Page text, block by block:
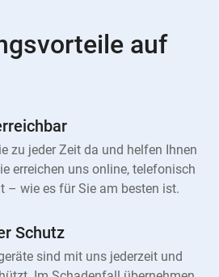
auf
zu jeder Zeit da und helfen Ihnen
erreichen uns online, telefonisch
– wie es für Sie am besten ist.
Schutz
sind mit uns jederzeit und